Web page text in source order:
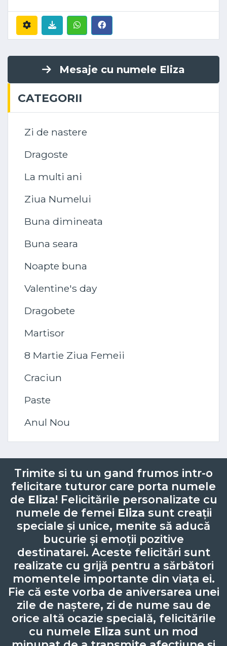
Mesaje cu numele Eliza
CATEGORII
Zi de nastere
Dragoste
La multi ani
Ziua Numelui
Buna dimineata
Buna seara
Noapte buna
Valentine's day
Dragobete
Martisor
8 Martie Ziua Femeii
Craciun
Paste
Anul Nou
Trimite si tu un gand frumos intr-o
felicitare tuturor care porta numele
de Eliza! Felicitările personalizate cu
numele de femei Eliza sunt creații
speciale și unice, menite să aducă
bucurie și emoții pozitive
destinatarei. Aceste felicitări sunt
realizate cu grijă pentru a sărbători
momentele importante din viața ei.
Fie că este vorba de aniversarea unei
zile de naștere, zi de nume sau de
orice altă ocazie specială, felicitările
cu numele Eliza sunt un mod